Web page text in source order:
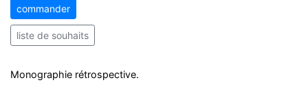
commander
liste de souhaits
Monographie rétrospective.